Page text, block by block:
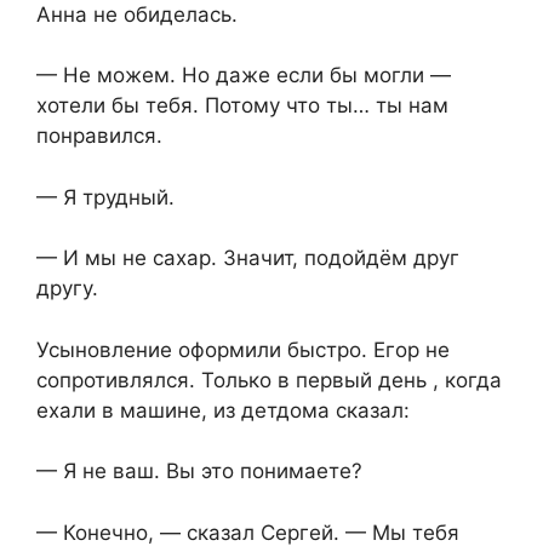
Анна не обиделась.
— Не можем. Но даже если бы могли —
хотели бы тебя. Потому что ты… ты нам
понравился.
— Я трудный.
— И мы не сахар. Значит, подойдём друг
другу.
Усыновление оформили быстро. Егор не
сопротивлялся. Только в первый день , когда
ехали в машине, из детдома сказал:
— Я не ваш. Вы это понимаете?
— Конечно, — сказал Сергей. — Мы тебя